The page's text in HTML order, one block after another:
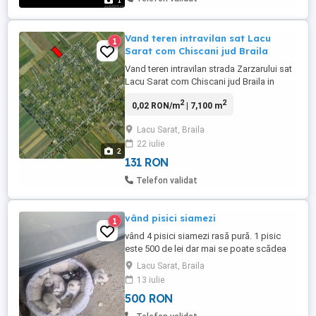
2
1
Vand teren intravilan sat Lacu
Sarat com Chiscani jud Braila
Vand teren intravilan strada Zarzarului sat
Lacu Sarat com Chiscani jud Braila in
energie electrica , apa-canal. Pret 25 euro
0,02 RON/m2| 7,100 m2
Lacu Sarat, Braila
22 iulie
131 RON
Telefon validat
1 vând pisici siamezi
vând 4 pisici siamezi rasă pură. 1 pisic
este 500 de lei dar mai se poate scădea
din preț până în 400 de lei
Lacu Sarat, Braila
13 iulie
500 RON